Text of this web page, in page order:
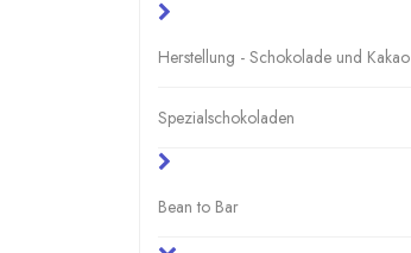
Herstellung - Schokolade und Kakao
Spezialschokoladen
Bean to Bar